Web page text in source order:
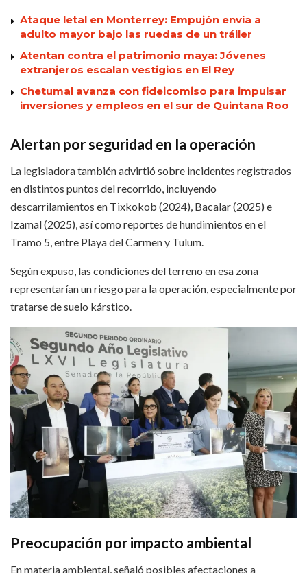
Ataque letal en Monterrey: Empujón envía a
adulto mayor bajo las ruedas de un tráiler
Atentan contra el patrimonio maya: Jóvenes
extranjeros escalan vestigios en El Rey
Chetumal avanza con fideicomiso para impulsar
inversiones y empleos en el sur de Quintana Roo
Alertan por seguridad en la operación
La legisladora también advirtió sobre incidentes registrados
en distintos puntos del recorrido, incluyendo
descarrilamientos en Tixkokob (2024), Bacalar (2025) e
Izamal (2025), así como reportes de hundimientos en el
Tramo 5, entre Playa del Carmen y Tulum.
Según expuso, las condiciones del terreno en esa zona
representarían un riesgo para la operación, especialmente por
tratarse de suelo kárstico.
Preocupación por impacto ambiental
En materia ambiental, señaló posibles afectaciones a